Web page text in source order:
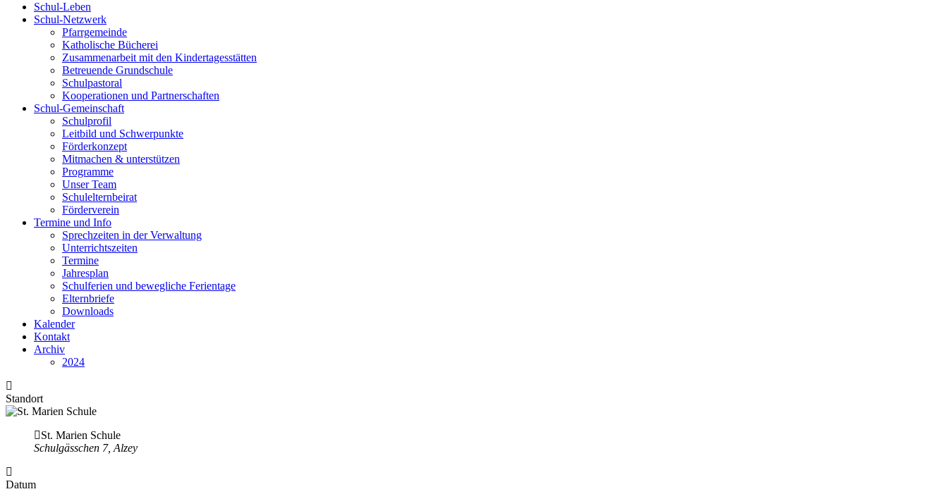
Schul-Leben
Schul-Netzwerk
Pfarrgemeinde
Katholische Bücherei
Zusammenarbeit mit den Kindertagesstätten
Betreuende Grundschule
Schulpastoral
Kooperationen und Partnerschaften
Schul-Gemeinschaft
Schulprofil
Leitbild und Schwerpunkte
Förderkonzept
Mitmachen & unterstützen
Programme
Unser Team
Schulelternbeirat
Förderverein
Termine und Info
Sprechzeiten in der Verwaltung
Unterrichtszeiten
Termine
Jahresplan
Schulferien und bewegliche Ferientage
Elternbriefe
Downloads
Kalender
Kontakt
Archiv
2024
Standort
St. Marien Schule
Schulgässchen 7, Alzey
Datum